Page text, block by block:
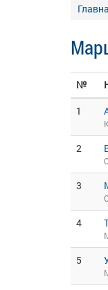
№
1
2
3
4
5